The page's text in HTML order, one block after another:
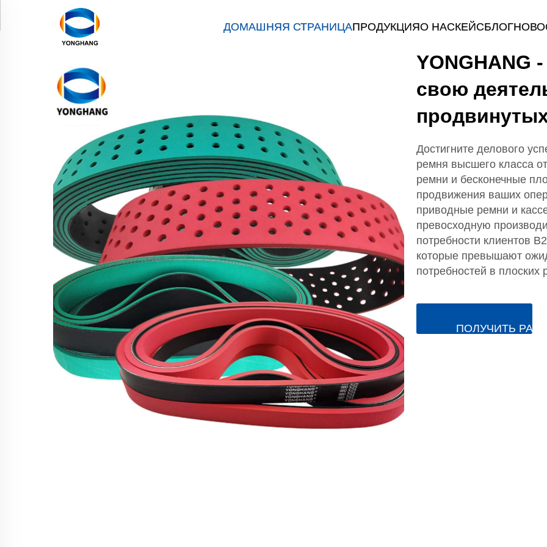
ДОМАШНЯЯ СТРАНИЦАПРОДУКЦИЯО НАСКЕЙСБЛОГ
YONGHANG
свою
Достигните делового
ремня высшего класса
ремни и бесконечные
продвижения ваших
приводные ремни и
превосходную
потребности клиентов
которые превышают
потребностей в плоских
ПОЛУЧИТЬ